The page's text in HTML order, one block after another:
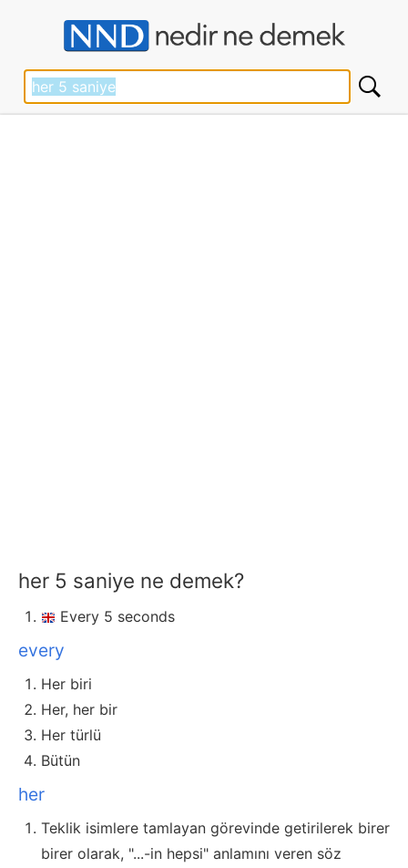
her 5 saniye ne demek?
Every 5 seconds
every
Her biri
Her, her bir
Her türlü
Bütün
her
Teklik isimlere tamlayan görevinde getirilerek birer
birer olarak, "...-in hepsi" anlamını veren söz